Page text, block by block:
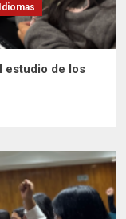
Idiomas
estudio de los